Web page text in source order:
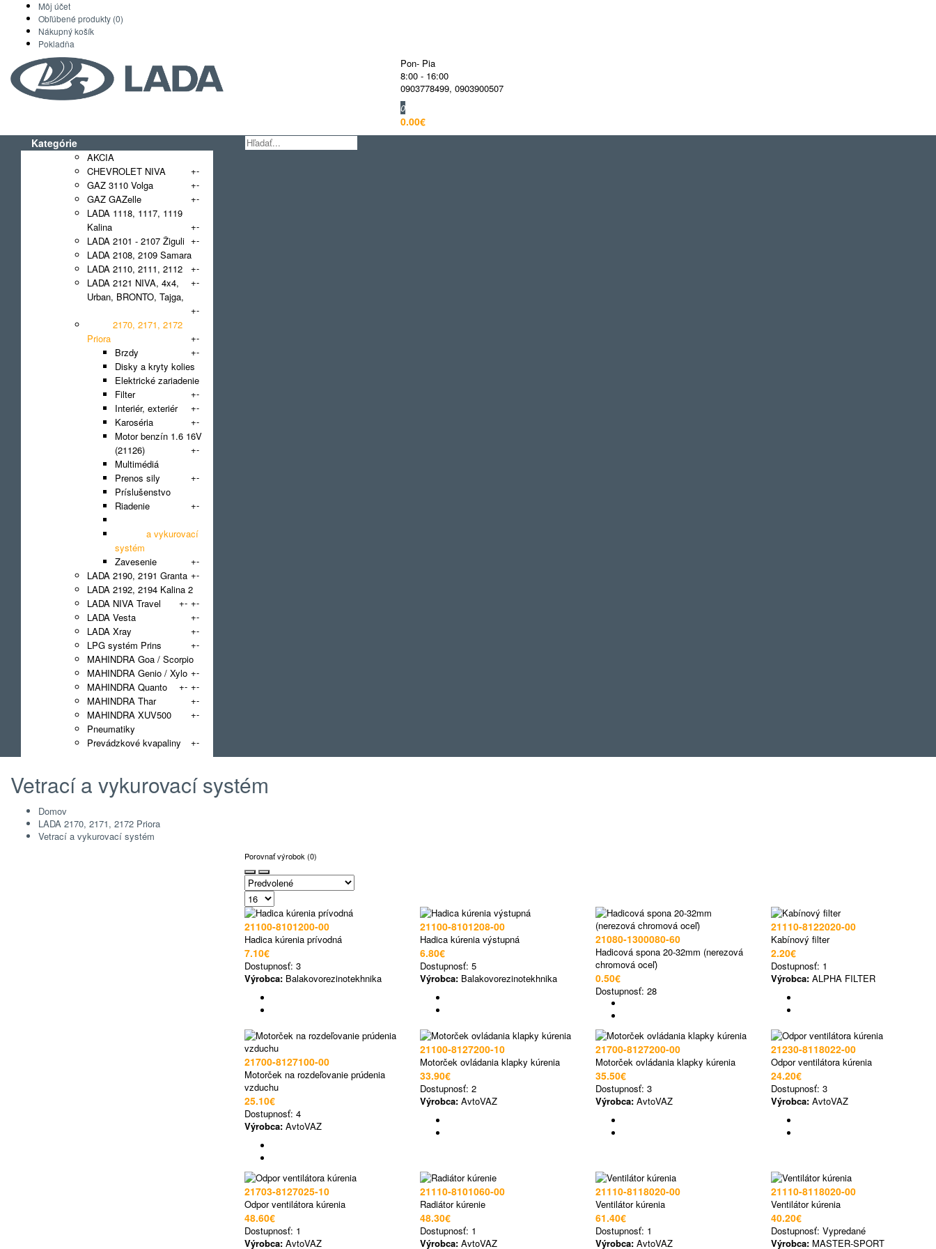
Môj účet
Obľúbené produkty (0)
Nákupný košík
Pokladňa
Pon- Pia
8:00 - 16:00
0903778499, 0903900507
0
0.00€
Kategórie
AKCIA
CHEVROLET NIVA
+-
GAZ 3110 Volga
+-
GAZ GAZelle
+-
LADA 1118, 1117, 1119
Kalina
+-
LADA 2101 - 2107 Žiguli +-
LADA 2108, 2109 Samara
+-
LADA 2110, 2111, 2112
+-
LADA 2121 NIVA, 4x4,
Urban, BRONTO, Tajga,
+-
LADA 2170, 2171, 2172
Priora
+-
Brzdy
+-
Disky a kryty kolies
Elektrické zariadenie
+-
Filter
Interiér, exteriér
+-
Karoséria
+-
Motor benzín 1.6 16V
(21126)
+-
Multimédiá
Prenos sily
+-
Príslušenstvo
Riadenie
+-
Vetrací a vykurovací
systém
Zavesenie
+-
LADA 2190, 2191 Granta +-
LADA 2192, 2194 Kalina 2
+-
LADA NIVA Travel +-
LADA Vesta
+-
LADA Xray
+-
LPG systém Prins
+-
MAHINDRA Goa / Scorpio
+-
MAHINDRA Genio / Xylo
+-
MAHINDRA Quanto +-
MAHINDRA Thar
+-
MAHINDRA XUV500
+-
Pneumatiky
Prevádzkové kvapaliny
+-
Vetrací a vykurovací systém
Domov
LADA 2170, 2171, 2172 Priora
Vetrací a vykurovací systém
Porovnať výrobok (0)
21100-8101200-00
Hadica kúrenia prívodná
7.10€
Dostupnosť: 3
Výrobca: Balakovorezinotekhnika
21100-8101208-00
Hadica kúrenia výstupná
6.80€
Dostupnosť: 5
Výrobca: Balakovorezinotekhnika
21080-1300080-60
Hadicová spona 20-32mm (nerezová
chromová oceľ)
0.50€
Dostupnosť: 28
21110-8122020-00
Kabínový filter
2.20€
Dostupnosť: 1
Výrobca: ALPHA FILTER
21700-8127100-00
Motorček na rozdeľovanie prúdenia
vzduchu
25.10€
Dostupnosť: 4
Výrobca: AvtoVAZ
21100-8127200-10
Motorček ovládania klapky kúrenia
33.90€
Dostupnosť: 2
Výrobca: AvtoVAZ
21700-8127200-00
Motorček ovládania klapky kúrenia
35.50€
Dostupnosť: 3
Výrobca: AvtoVAZ
21230-8118022-00
Odpor ventilátora kúrenia
24.20€
Dostupnosť: 3
Výrobca: AvtoVAZ
21703-8127025-10
Odpor ventilátora kúrenia
48.60€
Dostupnosť: 1
Výrobca: AvtoVAZ
21110-8101060-00
Radiátor kúrenie
48.30€
Dostupnosť: 1
Výrobca: AvtoVAZ
21110-8118020-00
Ventilátor kúrenia
61.40€
Dostupnosť: 1
Výrobca: AvtoVAZ
21110-8118020-00
Ventilátor kúrenia
40.20€
Dostupnosť: Vypredané
Výrobca: MASTER-SPORT